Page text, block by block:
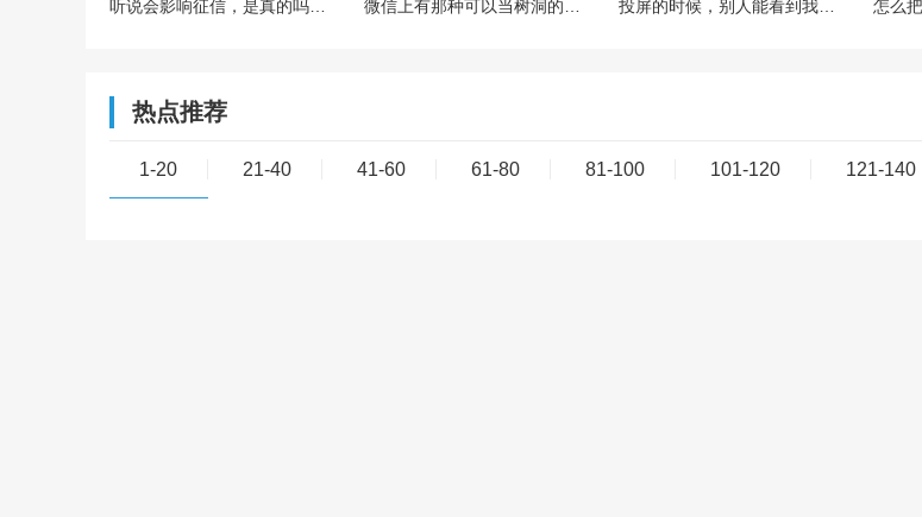
热点推荐
1-20 21-40 41-60 61-80 81-100 101-120 121-140